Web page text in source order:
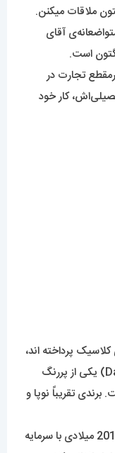
ملاقات میکنن.
آقای
است.
تجارت در
کار خود
پرداخته اند،
لینگتون (Daniel Wellington) یکی از پررنگ
تقریباً نوپا و
مؤسس این کمپانی آقای تیساندر در سال 2011 میلادی با سرمایه